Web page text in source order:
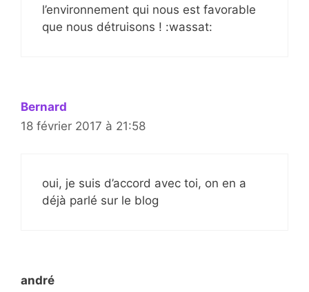
l’environnement qui nous est favorable
que nous détruisons ! :wassat:
Bernard
18 février 2017 à 21:58
oui, je suis d’accord avec toi, on en a
déjà parlé sur le blog
andré